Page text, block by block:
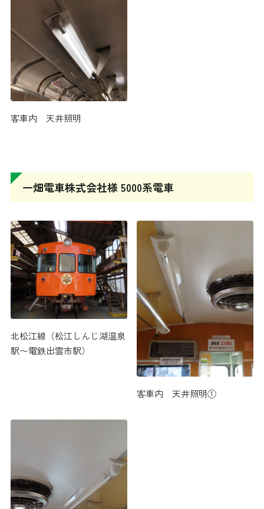
客車内 天井照明
一畑電車株式会社様 5000系電車
北松江線（松江しんじ湖温泉
駅〜電鉄出雲市駅）
客車内 天井照明①